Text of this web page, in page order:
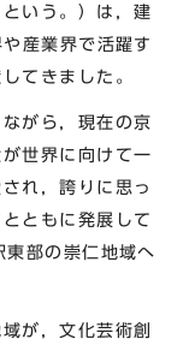
いう。）は，建
産業界で活躍す
てきました。
がら，現在の京
世界に向けて一
れ，誇りに思っ
ともに発展して
東部の崇仁地域へ
が，文化芸術創